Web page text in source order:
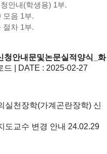
안내(학생용) 1부.
음 1부.​
차 1부.
청안내문및논문실적양식_화
드 | DATE : 2025-02-27
실천장학(가계곤란장학) 신
도교수 변경 안내 24.02.29